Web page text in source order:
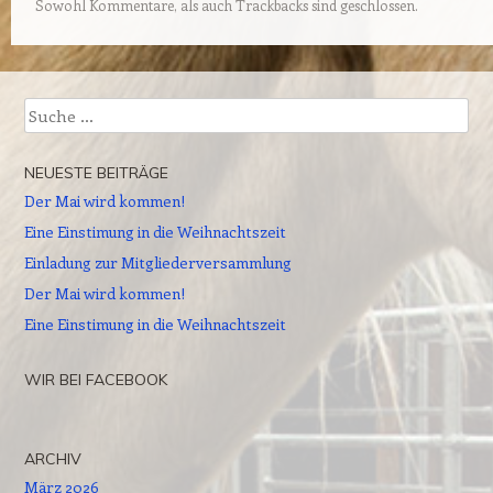
Sowohl Kommentare, als auch Trackbacks sind geschlossen.
Suche
NEUESTE BEITRÄGE
Der Mai wird kommen!
Eine Einstimung in die Weihnachtszeit
Einladung zur Mitgliederversammlung
Der Mai wird kommen!
Eine Einstimung in die Weihnachtszeit
WIR BEI FACEBOOK
ARCHIV
März 2026